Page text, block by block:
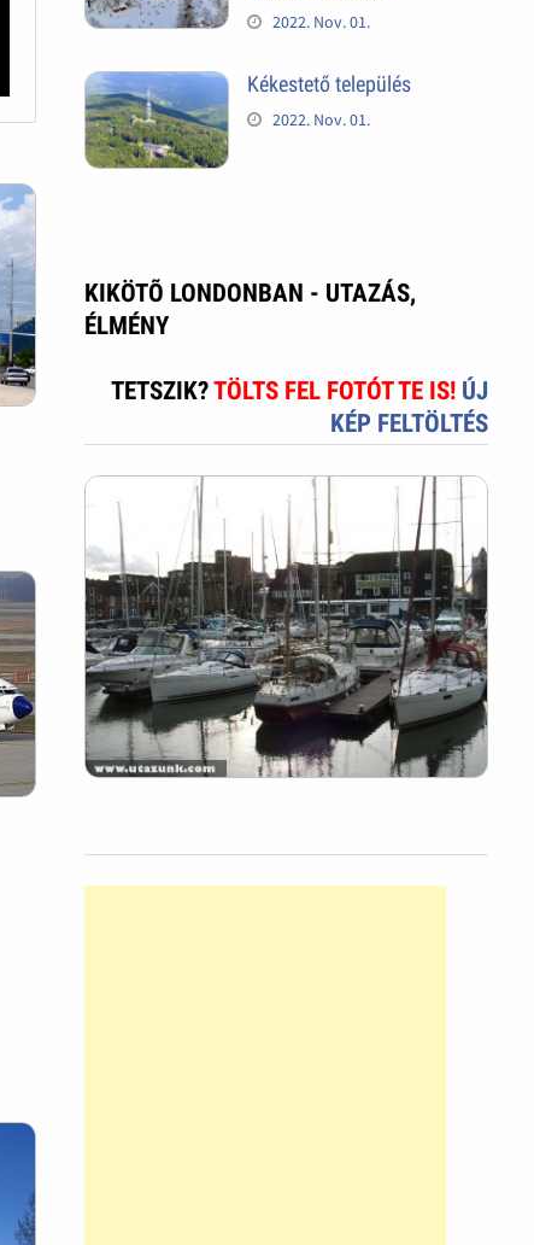
2022. Nov. 01.
Kékestető település
2022. Nov. 01.
KIKÖTÕ LONDONBAN - UTAZÁS,
ÉLMÉNY
TETSZIK?TÖLTS FEL FOTÓT TE IS! ÚJ
KÉP FELTÖLTÉS